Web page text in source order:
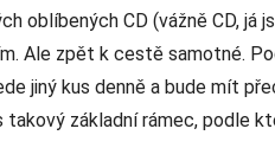
oblíbených CD (vážně CD, já
Ale zpět k cestě samotné.
jiný kus denně a bude mít
takový základní rámec, podle